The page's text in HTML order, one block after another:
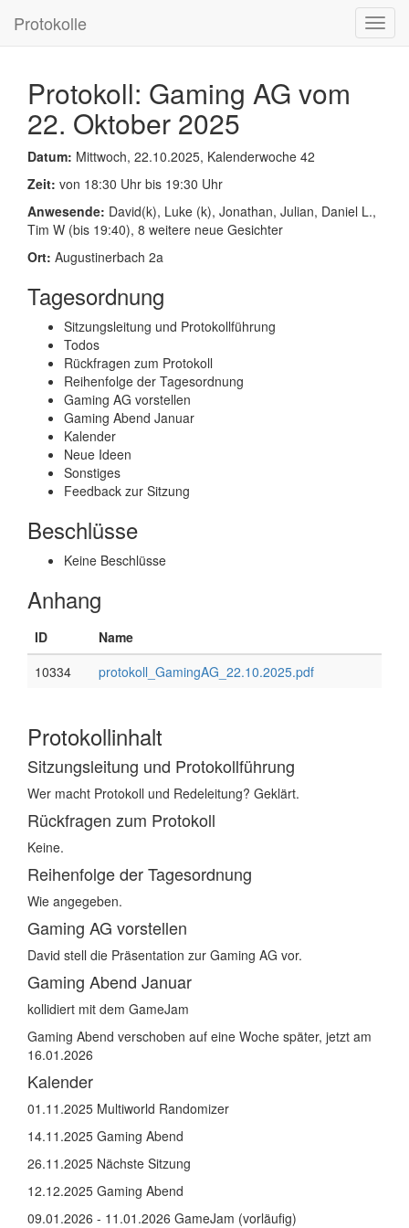
Protokolle
Protokoll: Gaming AG vom
22. Oktober 2025
Datum: Mittwoch, 22.10.2025, Kalenderwoche 42
Zeit: von 18:30 Uhr bis 19:30 Uhr
Anwesende: David(k), Luke (k), Jonathan, Julian, Daniel L.,
Tim W (bis 19:40), 8 weitere neue Gesichter
Ort: Augustinerbach 2a
Tagesordnung
Sitzungsleitung und Protokollführung
Todos
Rückfragen zum Protokoll
Reihenfolge der Tagesordnung
Gaming AG vorstellen
Gaming Abend Januar
Kalender
Neue Ideen
Sonstiges
Feedback zur Sitzung
Beschlüsse
Keine Beschlüsse
Anhang
ID
Name
10334
protokoll_GamingAG_22.10.2025.pdf
Protokollinhalt
Sitzungsleitung und Protokollführung
Wer macht Protokoll und Redeleitung? Geklärt.
Rückfragen zum Protokoll
Keine.
Reihenfolge der Tagesordnung
Wie angegeben.
Gaming AG vorstellen
David stell die Präsentation zur Gaming AG vor.
Gaming Abend Januar
kollidiert mit dem GameJam
Gaming Abend verschoben auf eine Woche später, jetzt am
16.01.2026
Kalender
01.11.2025 Multiworld Randomizer
14.11.2025 Gaming Abend
26.11.2025 Nächste Sitzung
12.12.2025 Gaming Abend
09.01.2026 - 11.01.2026 GameJam (vorläufig)